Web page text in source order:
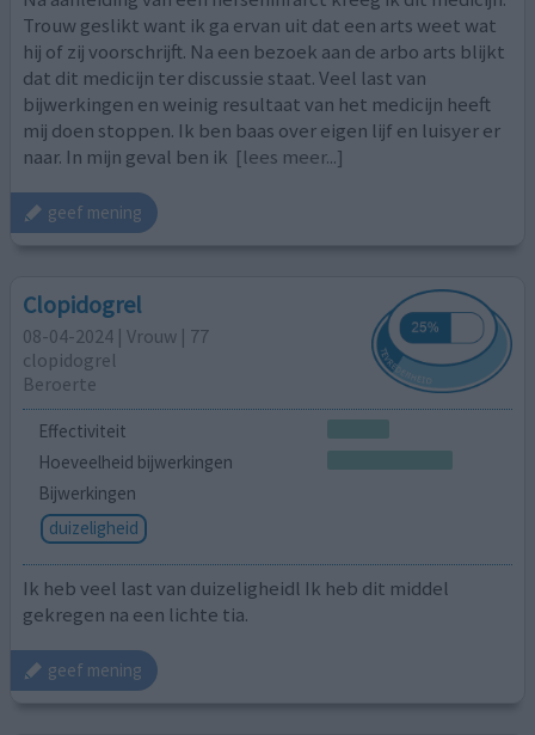
Trouw geslikt want ik ga ervan uit dat een arts weet wat
hij of zij voorschrijft. Na een bezoek aan de arbo arts blijkt
dat dit medicijn ter discussie staat. Veel last van
bijwerkingen en weinig resultaat van het medicijn heeft
mij doen stoppen. Ik ben baas over eigen lijf en luisyer er
naar. In mijn geval ben ik [lees meer...]
geef mening
Clopidogrel
08-04-2024 | Vrouw | 77
clopidogrel
Beroerte
Effectiviteit
Hoeveelheid bijwerkingen
Bijwerkingen
duizeligheid
Ik heb veel last van duizeligheidl Ik heb dit middel
gekregen na een lichte tia.
geef mening